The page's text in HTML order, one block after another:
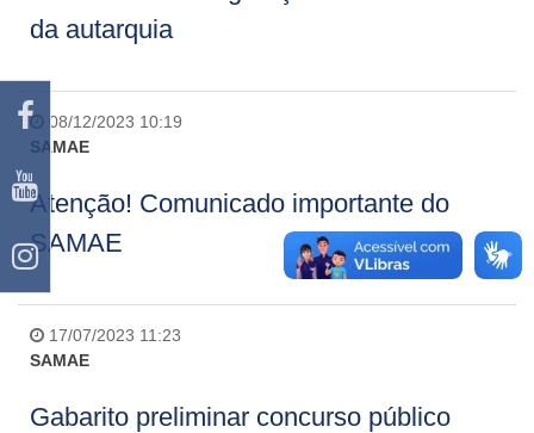
da autarquia
08/12/2023 10:19
SAMAE
Atenção! Comunicado importante do
SAMAE
17/07/2023 11:23
SAMAE
Gabarito preliminar concurso público